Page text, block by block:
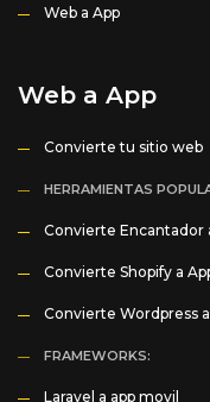
Web a App
Web a App
Convierte tu sitio web
HERRAMIENTAS
Convierte Encantador
Convierte Shopify a
Convierte Wordpress
FRAMEWORKS:
Laravel a app movil